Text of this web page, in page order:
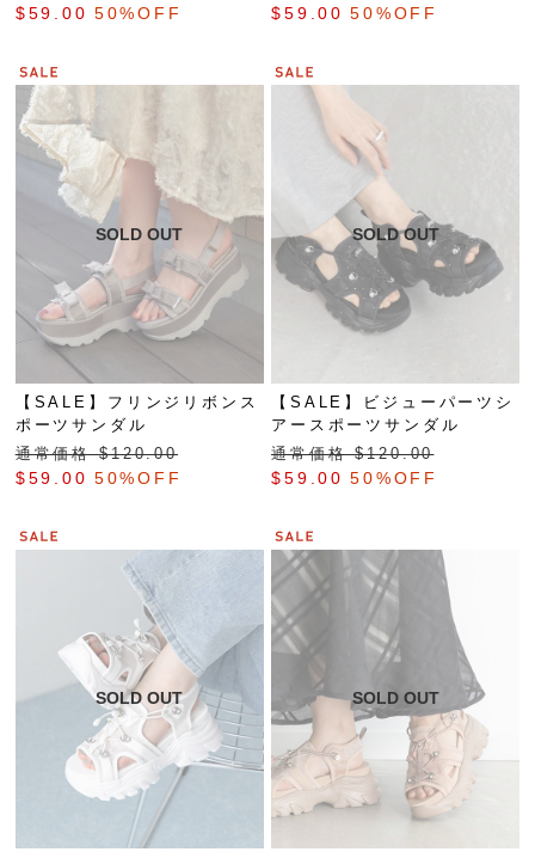
$‌59.00 50%OFF $‌59.00 50%OFF
【SALE】フリンジリボンス
ポーツサンダル
通常価格 $‌120.00
$‌59.00 50%OFF
【SALE】ビジューパーツシ
アースポーツサンダル
通常価格 $‌120.00
$‌59.00 50%OFF